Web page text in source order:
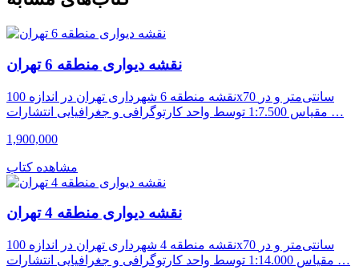
نقشه دیواری منطقه 6 تهران
نقشه منطقه 6 شهرداری تهران در اندازه 100x70 سانتی‌متر و در
مقیاس 1:7.500 توسط واحد کارتوگرافی و جغرافیایی انتشارات …
1,900,000
مشاهده کتاب
نقشه دیواری منطقه 4 تهران
نقشه منطقه 4 شهرداری تهران در اندازه 100x70 سانتی‌متر و در
مقیاس 1:14.000 توسط واحد کارتوگرافی و جغرافیایی انتشارات …